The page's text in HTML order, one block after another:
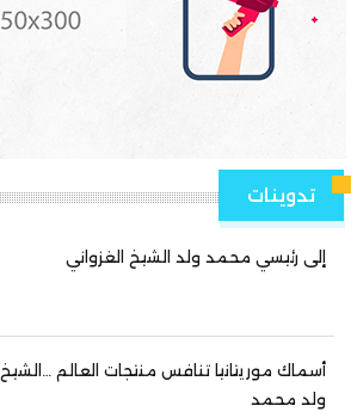
تدوينات
إلى رئيسي محمد ولد الشيخ الغزواني
أسماك موريتانيا تنافس منتجات العالم …الشيخ
ولد محمد